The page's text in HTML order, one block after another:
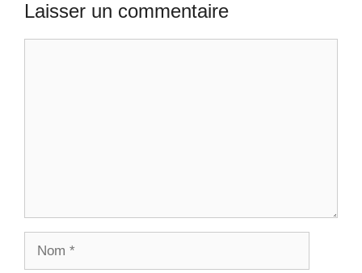
Laisser un commentaire